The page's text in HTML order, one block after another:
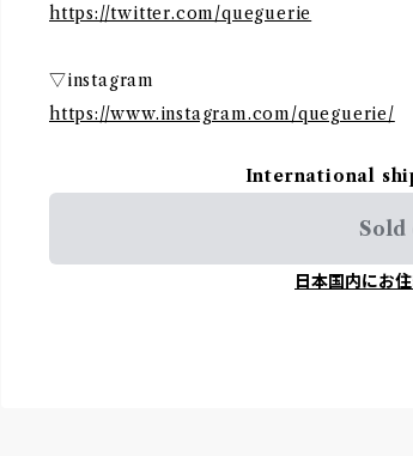
https://twitter.com/queguerie
▽instagram
https://www.instagram.com/queguerie/
International
Sold
日本国内にお